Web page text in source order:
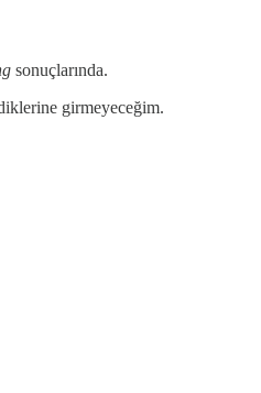
sonuçlarında.
girmeyeceğim.